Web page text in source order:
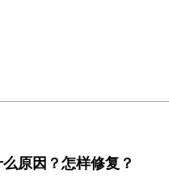
原因？怎样修复？